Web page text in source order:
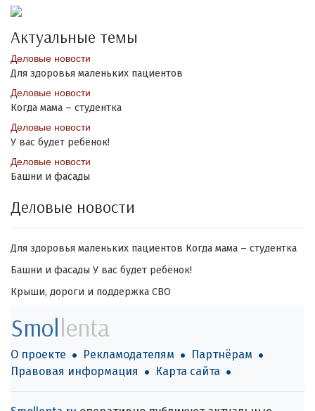
Актуальные темы
Деловые новости
Для здоровья маленьких пациентов
Деловые новости
Когда мама – студентка
Деловые новости
У вас будет ребёнок!
Деловые новости
Башни и фасады
Деловые новости
Для здоровья маленьких пациентов Когда мама – студентка
Башни и фасады У вас будет ребёнок!
Крыши, дороги и поддержка СВО
Smollenta
О проекте Рекламодателям
Партнёрам
Правовая информация
Карта сайта